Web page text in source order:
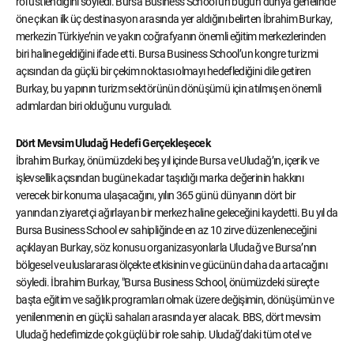
öne çıkan ilk üç destinasyon arasında yer aldığını belirten İbrahim Burkay,
merkezin Türkiye’nin ve yakın coğrafyanın önemli eğitim merkezlerinden
biri haline geldiğini ifade etti. Bursa Business School’un kongre turizmi
açısından da güçlü bir çekim noktası olmayı hedeflediğini dile getiren
Burkay, bu yapının turizm sektörünün dönüşümü için atılmış en önemli
adımlardan biri olduğunu vurguladı.
Dört Mevsim Uludağ Hedefi Gerçekleşecek
İbrahim Burkay, önümüzdeki beş yıl içinde Bursa ve Uludağ’ın, içerik ve
işlevsellik açısından bugüne kadar taşıdığı marka değerinin hakkını
verecek bir konuma ulaşacağını, yılın 365 günü dünyanın dört bir
yanından ziyaretçi ağırlayan bir merkez haline geleceğini kaydetti. Bu yıl da
Bursa Business School ev sahipliğinde en az 10 zirve düzenleneceğini
açıklayan Burkay, söz konusu organizasyonlarla Uludağ ve Bursa’nın
bölgesel ve uluslararası ölçekte etkisinin ve gücünün daha da artacağını
söyledi. İbrahim Burkay, "Bursa Business School, önümüzdeki süreçte
başta eğitim ve sağlık programları olmak üzere değişimin, dönüşümün ve
yenilenmenin en güçlü sahaları arasında yer alacak. BBS, dört mevsim
Uludağ hedefimizde çok güçlü bir role sahip. Uludağ’daki tüm otel ve